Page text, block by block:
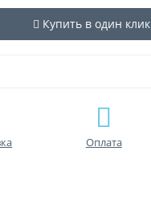
Купить в один клик
Оплата